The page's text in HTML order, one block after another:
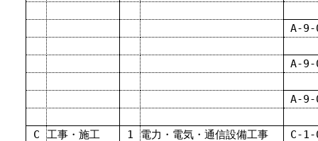
A-9-
A-9-
A-9-
C 工事・施工 1 電力・電気・通信設備工事 C-1-